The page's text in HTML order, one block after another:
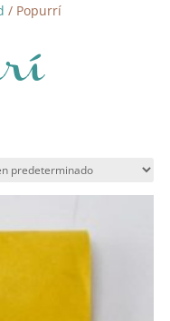
/ Popurrí